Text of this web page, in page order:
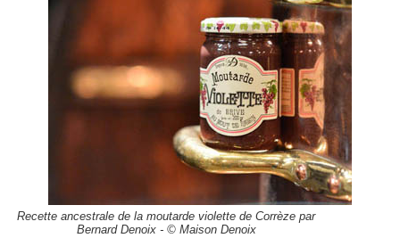
Recette ancestrale de la moutarde violette de Corrèze par
Bernard Denoix - © Maison Denoix